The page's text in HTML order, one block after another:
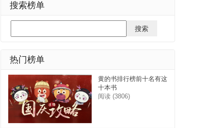
搜索榜单
热门榜单
黄的书排行榜前十名有这
十本书
阅读 (3806)